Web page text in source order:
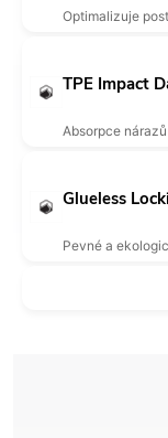
Optimalizuje
TPE Impact
Absorpce
Glueless
Pevné a